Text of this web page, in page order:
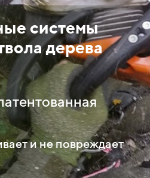
системы
дерева
и не повреждает